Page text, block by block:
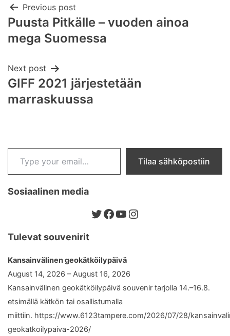
Post
navigation
Previous post
Puusta Pitkälle – vuoden ainoa
mega Suomessa
Next post
GIFF 2021 järjestetään
marraskuussa
Type your email…
Tilaa sähköpostiin
Sosiaalinen media
Twitter
Facebook
YouTube
Instagram
Tulevat souvenirit
Kansainvälinen geokätköilypäivä
August 14, 2026 – August 16, 2026
Kansainvälinen geokätköilypäivä souvenir tarjolla 14.–16.8.
etsimällä kätkön tai osallistumalla
miittiin. https://www.6123tampere.com/2026/07/28/
geokatkoilypaiva-2026/